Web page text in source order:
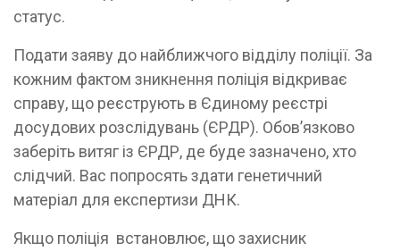
статус.
Подати заяву до найближчого відділу поліції. За
кожним фактом зникнення поліція відкриває
справу, що реєструють в Єдиному реєстрі
досудових розслідувань (ЄРДР). Обов’язково
заберіть витяг із ЄРДР, де буде зазначено, хто
слідчий. Вас попросять здати генетичний
матеріал для експертизи ДНК.
Якщо поліція встановлює, що захисник